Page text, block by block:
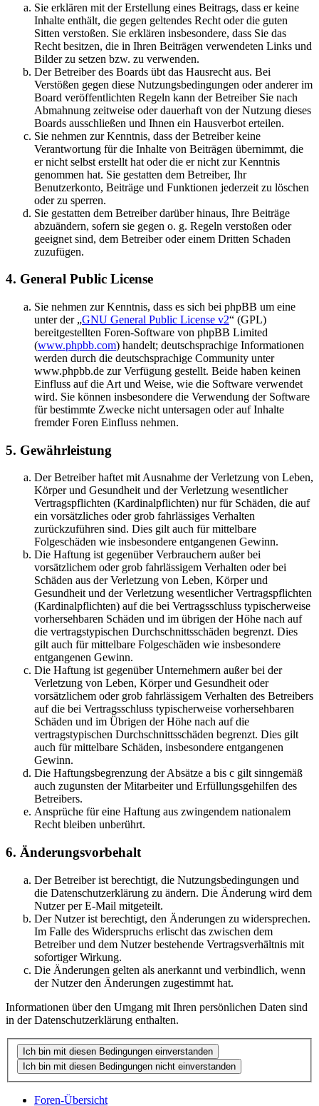
Sie erklären mit der Erstellung eines Beitrags, dass er keine
Inhalte enthält, die gegen geltendes Recht oder die guten
Sitten verstoßen. Sie erklären insbesondere, dass Sie das
Recht besitzen, die in Ihren Beiträgen verwendeten Links und
Bilder zu setzen bzw. zu verwenden.
Der Betreiber des Boards übt das Hausrecht aus. Bei
Verstößen gegen diese Nutzungsbedingungen oder anderer im
Board veröffentlichten Regeln kann der Betreiber Sie nach
Abmahnung zeitweise oder dauerhaft von der Nutzung dieses
Boards ausschließen und Ihnen ein Hausverbot erteilen.
Sie nehmen zur Kenntnis, dass der Betreiber keine
Verantwortung für die Inhalte von Beiträgen übernimmt, die
er nicht selbst erstellt hat oder die er nicht zur Kenntnis
genommen hat. Sie gestatten dem Betreiber, Ihr
Benutzerkonto, Beiträge und Funktionen jederzeit zu löschen
oder zu sperren.
Sie gestatten dem Betreiber darüber hinaus, Ihre Beiträge
abzuändern, sofern sie gegen o. g. Regeln verstoßen oder
geeignet sind, dem Betreiber oder einem Dritten Schaden
zuzufügen.
4. General Public License
Sie nehmen zur Kenntnis, dass es sich bei phpBB um eine
unter der „GNU General Public License v2“ (GPL)
bereitgestellten Foren-Software von phpBB Limited
(www.phpbb.com) handelt; deutschsprachige Informationen
werden durch die deutschsprachige Community unter
www.phpbb.de zur Verfügung gestellt. Beide haben keinen
Einfluss auf die Art und Weise, wie die Software verwendet
wird. Sie können insbesondere die Verwendung der Software
für bestimmte Zwecke nicht untersagen oder auf Inhalte
fremder Foren Einfluss nehmen.
5. Gewährleistung
Der Betreiber haftet mit Ausnahme der Verletzung von Leben,
Körper und Gesundheit und der Verletzung wesentlicher
Vertragspflichten (Kardinalpflichten) nur für Schäden, die auf
ein vorsätzliches oder grob fahrlässiges Verhalten
zurückzuführen sind. Dies gilt auch für mittelbare
Folgeschäden wie insbesondere entgangenen Gewinn.
Die Haftung ist gegenüber Verbrauchern außer bei
vorsätzlichem oder grob fahrlässigem Verhalten oder bei
Schäden aus der Verletzung von Leben, Körper und
Gesundheit und der Verletzung wesentlicher Vertragspflichten
(Kardinalpflichten) auf die bei Vertragsschluss typischerweise
vorhersehbaren Schäden und im übrigen der Höhe nach auf
die vertragstypischen Durchschnittsschäden begrenzt. Dies
gilt auch für mittelbare Folgeschäden wie insbesondere
entgangenen Gewinn.
Die Haftung ist gegenüber Unternehmern außer bei der
Verletzung von Leben, Körper und Gesundheit oder
vorsätzlichem oder grob fahrlässigem Verhalten des Betreibers
auf die bei Vertragsschluss typischerweise vorhersehbaren
Schäden und im Übrigen der Höhe nach auf die
vertragstypischen Durchschnittsschäden begrenzt. Dies gilt
auch für mittelbare Schäden, insbesondere entgangenen
Gewinn.
Die Haftungsbegrenzung der Absätze a bis c gilt sinngemäß
auch zugunsten der Mitarbeiter und Erfüllungsgehilfen des
Betreibers.
Ansprüche für eine Haftung aus zwingendem nationalem
Recht bleiben unberührt.
6. Änderungsvorbehalt
Der Betreiber ist berechtigt, die Nutzungsbedingungen und
die Datenschutzerklärung zu ändern. Die Änderung wird dem
Nutzer per E-Mail mitgeteilt.
Der Nutzer ist berechtigt, den Änderungen zu widersprechen.
Im Falle des Widerspruchs erlischt das zwischen dem
Betreiber und dem Nutzer bestehende Vertragsverhältnis mit
sofortiger Wirkung.
Die Änderungen gelten als anerkannt und verbindlich, wenn
der Nutzer den Änderungen zugestimmt hat.
Informationen über den Umgang mit Ihren persönlichen Daten sind
in der Datenschutzerklärung enthalten.
Foren-Übersicht